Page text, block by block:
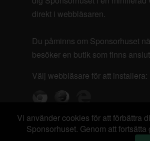
direkt i webbläsaren.
Du påminns om Sponsorhuset
besöker en butik som finns
Välj webbläsare för att installera:
Vi använder cookies för att förbättra
Sponsorhuset. Genom att fortsätta